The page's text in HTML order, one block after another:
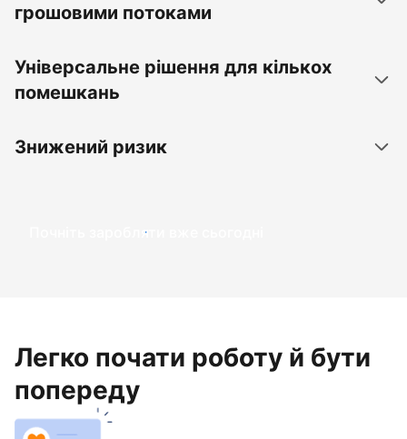
грошовими потоками
Універсальне рішення для кількох
помешкань
Знижений ризик
Почніть заробляти вже сьогодні
Легко почати роботу й бути
попереду